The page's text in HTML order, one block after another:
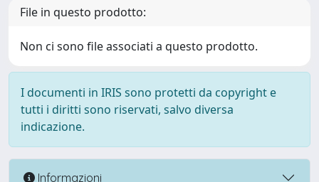
File in questo prodotto:
Non ci sono file associati a questo prodotto.
I documenti in IRIS sono protetti da copyright e
tutti i diritti sono riservati, salvo diversa
indicazione.
Informazioni